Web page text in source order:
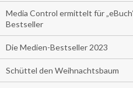
Media Control ermittelt für
Bestseller
Die Medien-Bestseller 2023
Schüttel den Weihnachtsbaum